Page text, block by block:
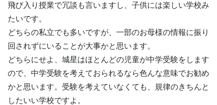
飛び入り授業で冗談も言いますし、子供には楽しい学校み
たいです。
どちらの私立でも多いですが、一部のお母様の情報に振り
回されずにいることが大事かと思います。
どちらにせよ、城星はほとんどの児童が中学受験をします
ので、中学受験を考えておられるなら色んな意味でお勧め
かと思います。受験を考えていなくても、規律のきちんと
したいい学校ですよ。